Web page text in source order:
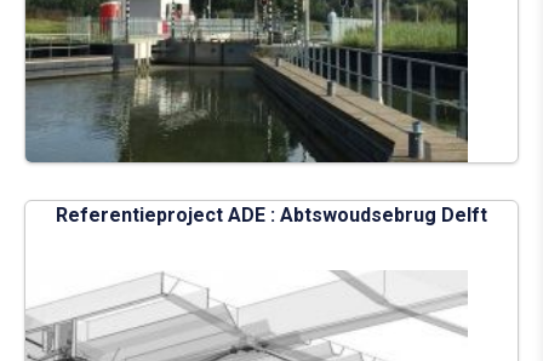
Referentieproject ADE : Abtswoudsebrug Delft